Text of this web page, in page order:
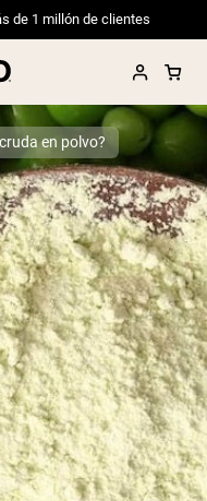
de 1 millón de clientes
en polvo?